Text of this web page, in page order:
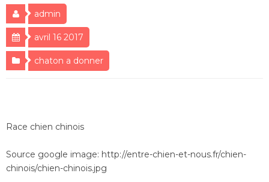
admin
avril 16 2017
chaton a donner
Race chien chinois
Source google image: http://entre-chien-et-nous.fr/chien-
chinois/chien-chinois.jpg